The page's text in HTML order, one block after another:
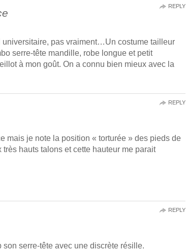
universitaire, pas vraiment…Un costume tailleur
serre-tête mandille, robe longue et petit
à mon goût. On a connu bien mieux avec la
REPLY
mais je note la position « torturée » des pieds de
hauts talons et cette hauteur me parait
REPLY
son serre-tête avec une discrète résille.
REPLY